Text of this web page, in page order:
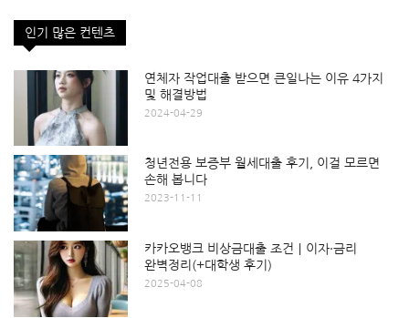
인기 많은 컨텐츠
연체자 작업대출 받으면 큰일나는 이유 4가지
및 해결방법
2024-04-29
청년전용 보증부 월세대출 후기, 이걸 모르면
손해 봅니다
2023-11-11
카카오뱅크 비상금대출 조건｜이자·금리
완벽정리(+대학생 후기)
2025-04-08